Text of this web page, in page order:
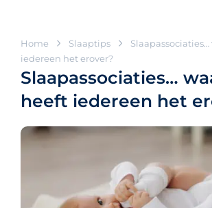
Home Slaaptips
iedereen het erover?
Slaapassociaties…
heeft iedereen het